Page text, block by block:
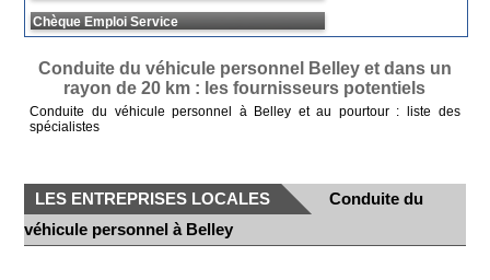
Chèque Emploi Service
Conduite du véhicule personnel Belley et dans un
rayon de 20 km : les fournisseurs potentiels
Conduite du véhicule personnel à Belley et au pourtour : liste des
spécialistes
LES ENTREPRISES LOCALES
Conduite du
véhicule personnel à Belley